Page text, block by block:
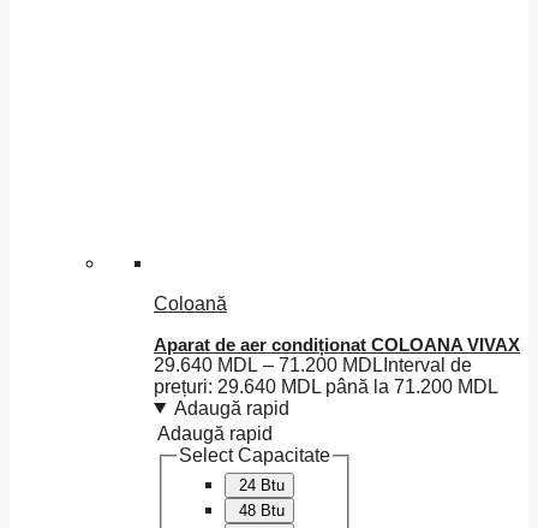
Coloană
Aparat de aer condiționat COLOANA VIVAX
29.640 MDL – 71.200 MDL Interval de
prețuri: 29.640 MDL până la 71.200 MDL
Adaugă rapid
Adaugă rapid
Select Capacitate
24 Btu
48 Btu